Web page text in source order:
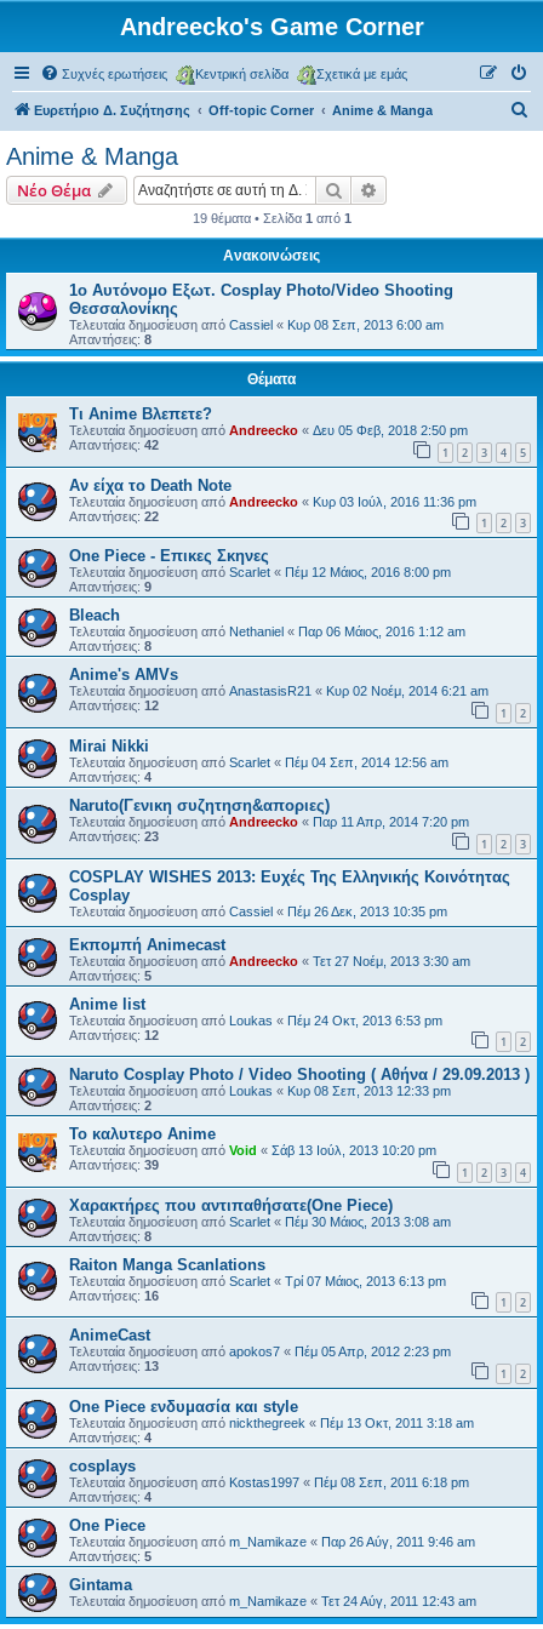
Andreecko's Game Corner
Συχνές ερωτήσεις Κεντρική σελίδα Σχετικά με εμάς
Ευρετήριο Δ. Συζήτησης Off-topic Corner Anime & Manga
Anime & Manga
Νέο Θέμα Αναζήτηση
19 θέματα • Σελίδα 1 από 1
Ανακοινώσεις
1ο Αυτόνομο Εξωτ. Cosplay Photo/Video Shooting
Θεσσαλονίκης
Τελευταία δημοσίευση από Cassiel « Κυρ 08 Σεπ, 2013 6:00 am
Απαντήσεις: 8
Θέματα
Τι Anime Βλεπετε?
Τελευταία δημοσίευση από Andreecko « Δευ 05 Φεβ, 2018 2:50 pm
Απαντήσεις: 42 1 2 3 4 5
Αν είχα το Death Note
Τελευταία δημοσίευση από Andreecko « Κυρ 03 Ιούλ, 2016 11:36 pm
Απαντήσεις: 22 1 2 3
One Piece - Επικες Σκηνες
Τελευταία δημοσίευση από Scarlet « Πέμ 12 Μάιος, 2016 8:00 pm
Απαντήσεις: 9
Bleach
Τελευταία δημοσίευση από Nethaniel « Παρ 06 Μάιος, 2016 1:12 am
Απαντήσεις: 8
Anime's AMVs
Τελευταία δημοσίευση από AnastasisR21 « Κυρ 02 Νοέμ, 2014 6:21 am
Απαντήσεις: 12 1 2
Mirai Nikki
Τελευταία δημοσίευση από Scarlet « Πέμ 04 Σεπ, 2014 12:56 am
Απαντήσεις: 4
Naruto(Γενικη συζητηση&αποριες)
Τελευταία δημοσίευση από Andreecko « Παρ 11 Απρ, 2014 7:20 pm
Απαντήσεις: 23 1 2 3
COSPLAY WISHES 2013: Ευχές Της Ελληνικής Κοινότητας
Cosplay
Τελευταία δημοσίευση από Cassiel « Πέμ 26 Δεκ, 2013 10:35 pm
Εκπομπή Animecast
Τελευταία δημοσίευση από Andreecko « Τετ 27 Νοέμ, 2013 3:30 am
Απαντήσεις: 5
Anime list
Τελευταία δημοσίευση από Loukas « Πέμ 24 Οκτ, 2013 6:53 pm
Απαντήσεις: 12 1 2
Naruto Cosplay Photo / Video Shooting ( Αθήνα / 29.09.2013 )
Τελευταία δημοσίευση από Loukas « Κυρ 08 Σεπ, 2013 12:33 pm
Απαντήσεις: 2
Το καλυτερο Anime
Τελευταία δημοσίευση από Void « Σάβ 13 Ιούλ, 2013 10:20 pm
Απαντήσεις: 39 1 2 3 4
Χαρακτήρες που αντιπαθήσατε(One Piece)
Τελευταία δημοσίευση από Scarlet « Πέμ 30 Μάιος, 2013 3:08 am
Απαντήσεις: 8
Raiton Manga Scanlations
Τελευταία δημοσίευση από Scarlet « Τρί 07 Μάιος, 2013 6:13 pm
Απαντήσεις: 16 1 2
AnimeCast
Τελευταία δημοσίευση από apokos7 « Πέμ 05 Απρ, 2012 2:23 pm
Απαντήσεις: 13 1 2
One Piece ενδυμασία και style
Τελευταία δημοσίευση από nickthegreek « Πέμ 13 Οκτ, 2011 3:18 am
Απαντήσεις: 4
cosplays
Τελευταία δημοσίευση από Kostas1997 « Πέμ 08 Σεπ, 2011 6:18 pm
Απαντήσεις: 4
One Piece
Τελευταία δημοσίευση από m_Namikaze « Παρ 26 Αύγ, 2011 9:46 am
Απαντήσεις: 5
Gintama
Τελευταία δημοσίευση από m_Namikaze « Τετ 24 Αύγ, 2011 12:43 am